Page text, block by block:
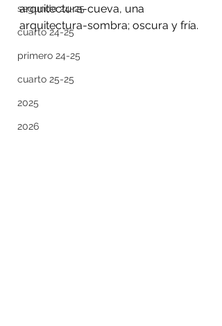
segundo 24-25
cuarto 24-25
primero 24-25
cuarto 25-25
2025
2026
arquitectura-cueva, una
arquitectura-sombra; oscura y fría.